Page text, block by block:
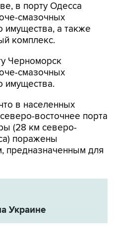
в порту Одесса
смазочных
имущества, а также
комплекс.
Черноморск
смазочных
имущества.
в населенных
восточнее порта
(28 км северо-
поражены
предназначенным для
Украине